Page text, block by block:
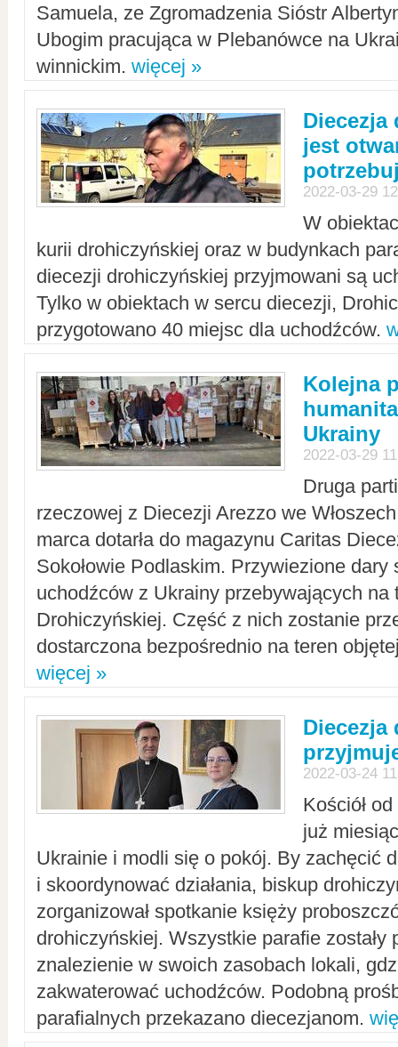
Samuela, ze Zgromadzenia Sióstr
Ubogim pracująca w Plebanówce na
winnickim. więcej »
Diecezja
jest
2022-03-29
W
kurii drohiczyńskiej oraz w budynkach
diecezji drohiczyńskiej przyjmowani są
Tylko w obiektach w sercu diecezji,
przygotowano 40 miejsc dla uchodźców.
Kolejna
Ukrainy
2022-03-29
Druga
rzeczowej z Diecezji Arezzo we
marca dotarła do magazynu Caritas
Sokołowie Podlaskim. Przywiezione dary
uchodźców z Ukrainy przebywających na
Drohiczyńskiej. Część z nich zostanie
dostarczona bezpośrednio na teren
więcej »
Diecezja
2022-03-24
Kościół
już
Ukrainie i modli się o pokój. By zachęcić
i skoordynować działania, biskup
zorganizował spotkanie księży
drohiczyńskiej. Wszystkie parafie zostały
znalezienie w swoich zasobach lokali,
zakwaterować uchodźców. Podobną
parafialnych przekazano diecezjanom.